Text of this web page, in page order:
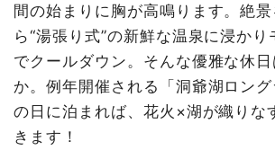
間の始まりに胸が高鳴ります。絶
ら“湯張り式”の新鮮な温泉に浸か
でクールダウン。そんな優雅な休
か。例年開催される「洞爺湖ロング
の日に泊まれば、花火×湖が織りな
きます！